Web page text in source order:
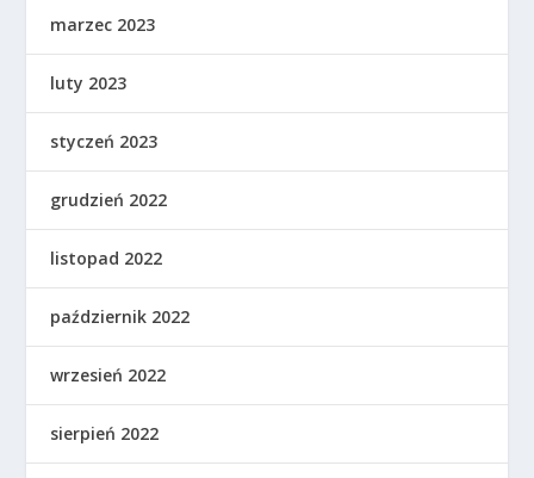
marzec 2023
luty 2023
styczeń 2023
grudzień 2022
listopad 2022
październik 2022
wrzesień 2022
sierpień 2022